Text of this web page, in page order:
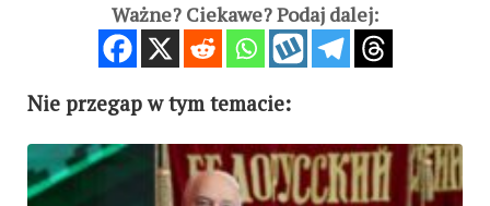
Ważne? Ciekawe? Podaj dalej:
Nie przegap w tym temacie: